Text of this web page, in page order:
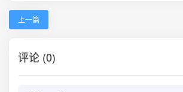
上一篇
评论 (0)